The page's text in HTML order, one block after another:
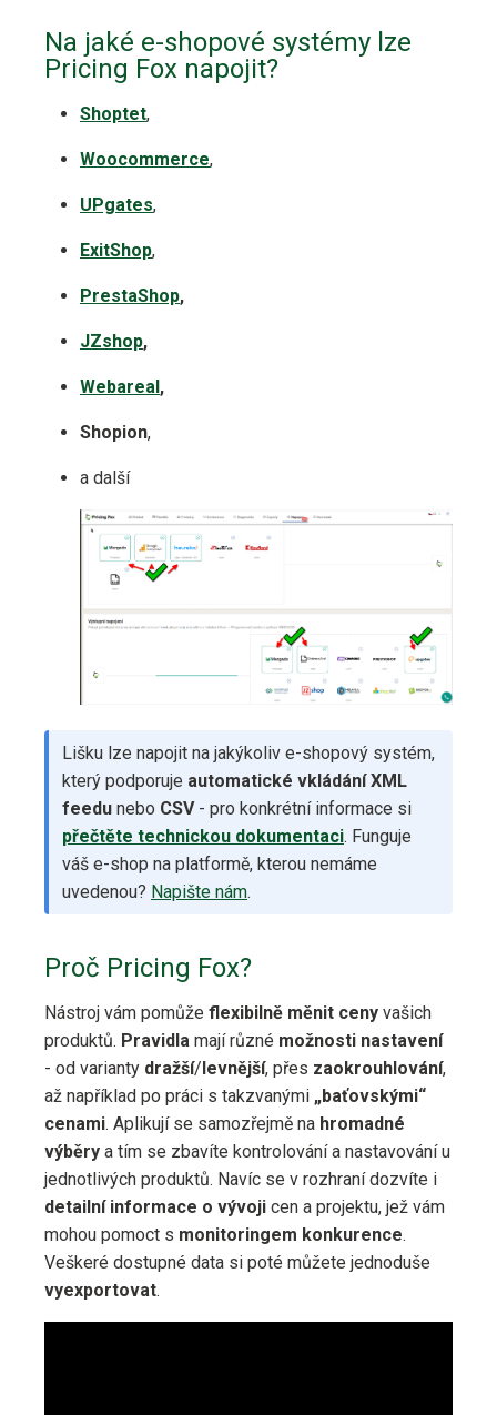
Na jaké e-shopové systémy lze
Pricing Fox napojit?
Shoptet,
Woocommerce,
UPgates,
ExitShop,
PrestaShop,
JZshop,
Webareal ,
Shopion,
a další
Lišku lze napojit na jakýkoliv e-shopový systém,
který podporuje automatické vkládání XML
feedu nebo CSV- pro konkrétní informace si
přečtěte technickou dokumentaci. Funguje
váš e-shop na platformě, kterou nemáme
uvedenou? Napište nám.
Proč Pricing Fox?
Nástroj vám pomůže flexibilně měnit ceny vašich
produktů. Pravidla mají různé možnosti nastavení
- od varianty dražší/levnější, přes zaokrouhlování,
až například po práci s takzvanými „baťovskými“
cenami. Aplikují se samozřejmě na hromadné
výběry a tím se zbavíte kontrolování a nastavování u
jednotlivých produktů. Navíc se v rozhraní dozvíte i
detailní informace o vývoji cen a projektu, jež vám
mohou pomoct s monitoringem konkurence.
Veškeré dostupné data si poté můžete jednoduše
vyexportovat.